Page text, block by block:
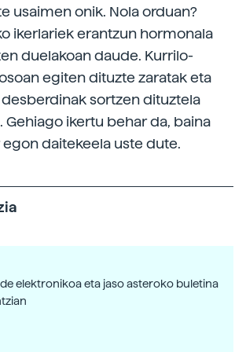
usaimen onik. Nola orduan?
ikerlariek erantzun hormonala
duelakoan daude. Kurrilo-
egiten dituzte zaratak eta
sortzen dituztela
Gehiago ikertu behar da, baina
daitekeela uste dute.
elektronikoa eta jaso asteroko buletina